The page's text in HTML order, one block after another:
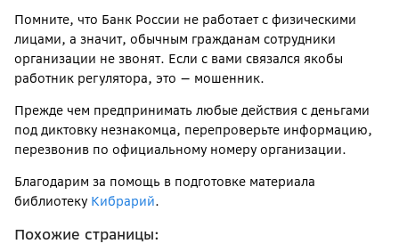
Помните, что Банк России не работает с физическими
лицами, а значит, обычным гражданам сотрудники
организации не звонят. Если с вами связался якобы
работник регулятора, это — мошенник.
Прежде чем предпринимать любые действия с деньгами
под диктовку незнакомца, перепроверьте информацию,
перезвонив по официальному номеру организации.
Благодарим за помощь в подготовке материала
библиотеку Кибрарий.
Похожие страницы: